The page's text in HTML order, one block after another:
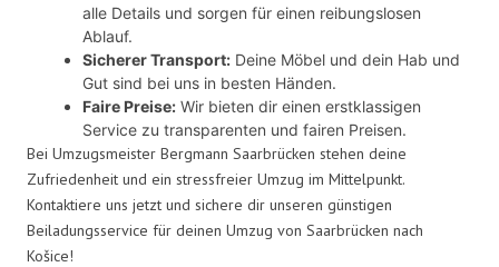
alle Details und sorgen für einen reibungslosen
Ablauf.
Sicherer Transport: Deine Möbel und dein Hab und
Gut sind bei uns in besten Händen.
Faire Preise: Wir bieten dir einen erstklassigen
Service zu transparenten und fairen Preisen.
Bei Umzugsmeister Bergmann Saarbrücken stehen deine
Zufriedenheit und ein stressfreier Umzug im Mittelpunkt.
Kontaktiere uns jetzt und sichere dir unseren günstigen
Beiladungsservice für deinen Umzug von Saarbrücken nach
Košice!